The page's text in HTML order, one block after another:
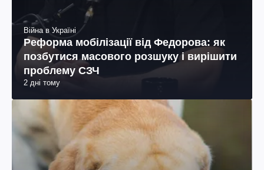
Війна в Україні
Реформа мобілізації від Федорова: як
позбутися масового розшуку і вирішити
проблему СЗЧ
2 дні тому